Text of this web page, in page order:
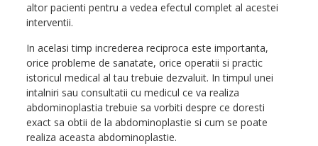
altor pacienti pentru a vedea efectul complet al acestei
interventii.
In acelasi timp increderea reciproca este importanta,
orice probleme de sanatate, orice operatii si practic
istoricul medical al tau trebuie dezvaluit. In timpul unei
intalniri sau consultatii cu medicul ce va realiza
abdominoplastia trebuie sa vorbiti despre ce doresti
exact sa obtii de la abdominoplastie si cum se poate
realiza aceasta abdominoplastie.